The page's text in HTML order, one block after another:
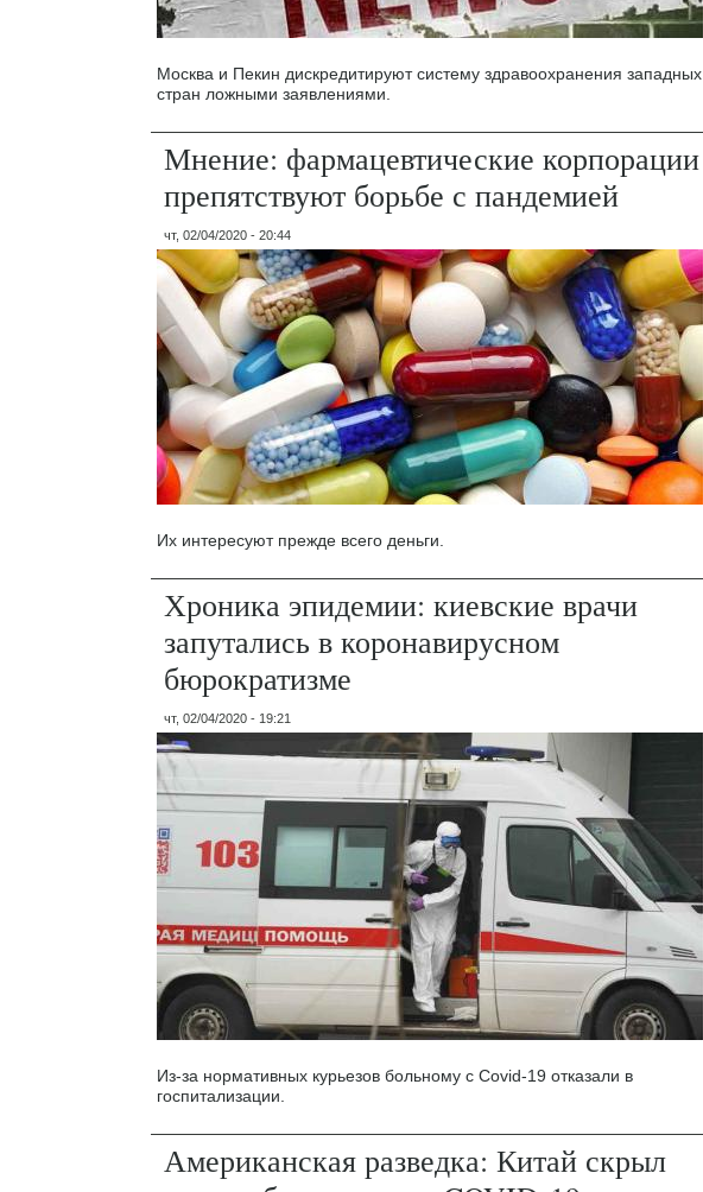
Москва и Пекин дискредитируют систему здравоохранения западных
стран ложными заявлениями.
Мнение: фармацевтические корпорации
препятствуют борьбе с пандемией
чт, 02/04/2020 - 20:44
Их интересуют прежде всего деньги.
Хроника эпидемии: киевские врачи
запутались в коронавирусном
бюрократизме
чт, 02/04/2020 - 19:21
Из-за нормативных курьезов больному с Covid-19 отказали в
госпитализации.
Американская разведка: Китай скрыл